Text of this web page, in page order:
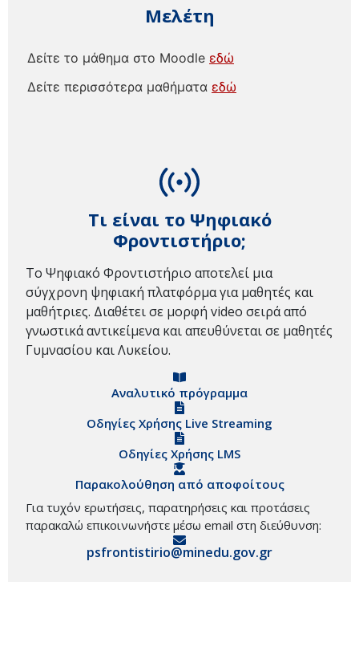
Τι είναι το Ψηφιακό
Φροντιστήριο;
Το Ψηφιακό Φροντιστήριο αποτελεί μια
σύγχρονη ψηφιακή πλατφόρμα για μαθητές και
μαθήτριες. Διαθέτει σε μορφή video σειρά από
γνωστικά αντικείμενα και απευθύνεται σε μαθητές
Γυμνασίου και Λυκείου.
Αναλυτικό πρόγραμμα
Οδηγίες Χρήσης Live Streaming
Οδηγίες Χρήσης LMS
Παρακολούθηση από αποφοίτους
Για τυχόν ερωτήσεις, παρατηρήσεις και προτάσεις
παρακαλώ επικοινωνήστε μέσω email στη διεύθυνση:
psfrontistirio@minedu.gov.gr
Μελέτη
Δείτε το μάθημα στο Moodle εδώ
Δείτε περισσότερα μαθήματα εδώ